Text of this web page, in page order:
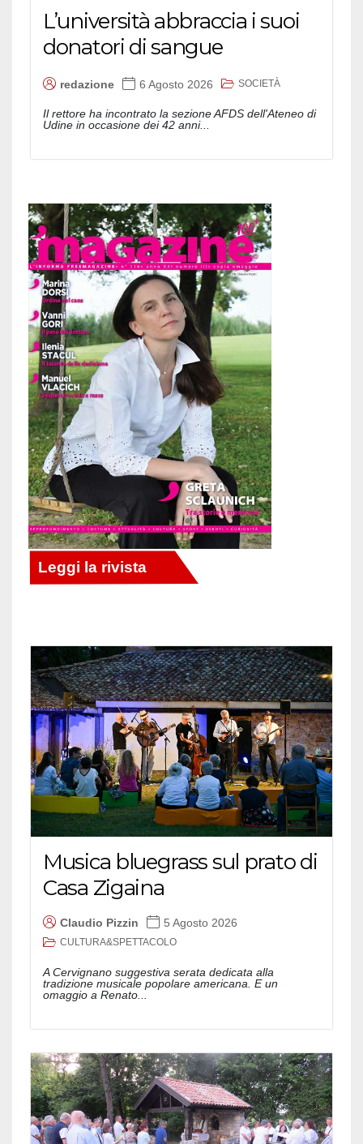
L’università abbraccia i suoi
donatori di sangue
redazione 6 Agosto 2026 SOCIETÀ
Il rettore ha incontrato la sezione AFDS dell'Ateneo di
Udine in occasione dei 42 anni...
Musica bluegrass sul prato di
Casa Zigaina
Claudio Pizzin 5 Agosto 2026
CULTURA&SPETTACOLO
A Cervignano suggestiva serata dedicata alla
tradizione musicale popolare americana. E un
omaggio a Renato...